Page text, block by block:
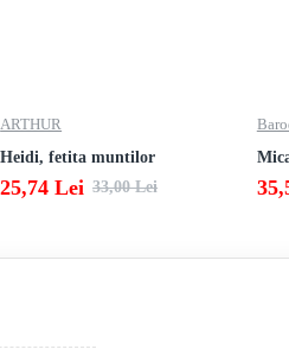
ARTHUR
Heidi, fetita muntilor
25,74 Lei 33,00 Lei